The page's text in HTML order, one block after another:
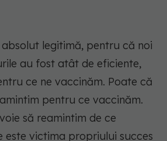
legitimă, pentru că noi
au fost atât de eficiente,
ce ne vaccinăm. Poate că
pentru ce vaccinăm.
să reamintim de ce
este victima propriului succes